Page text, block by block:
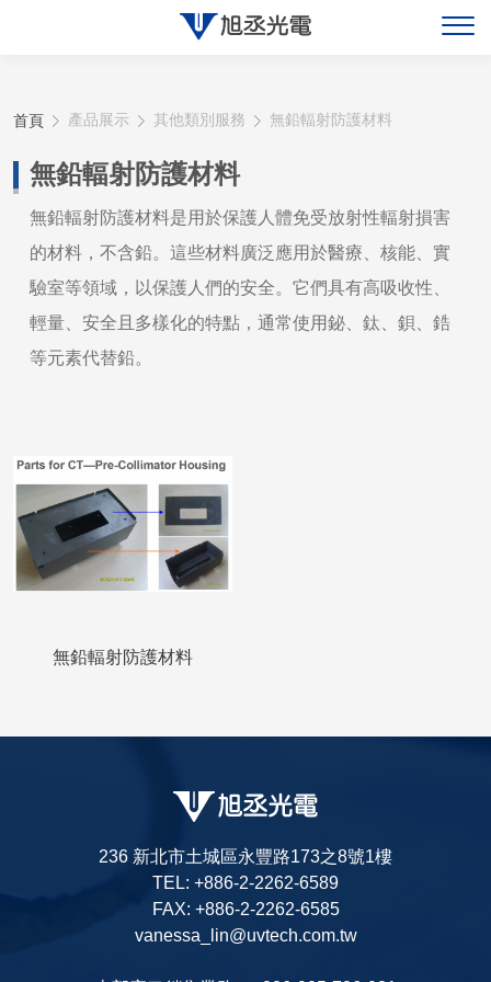
產品展示
聯絡旭丞
首頁 產品展示 其他類別服務 無鉛輻射防護材料
無鉛輻射防護材料
無鉛輻射防護材料是用於保護人體免受放射性輻射損害
的材料，不含鉛。這些材料廣泛應用於醫療、核能、實
驗室等領域，以保護人們的安全。它們具有高吸收性、
輕量、安全且多樣化的特點，通常使用鉍、鈦、鋇、鋯
等元素代替鉛。
無鉛輻射防護材料
236 新北市土城區永豐路173之8號1樓
TEL: +886-2-2262-6589
FAX: +886-2-2262-6585
vanessa_lin@uvtech.com.tw